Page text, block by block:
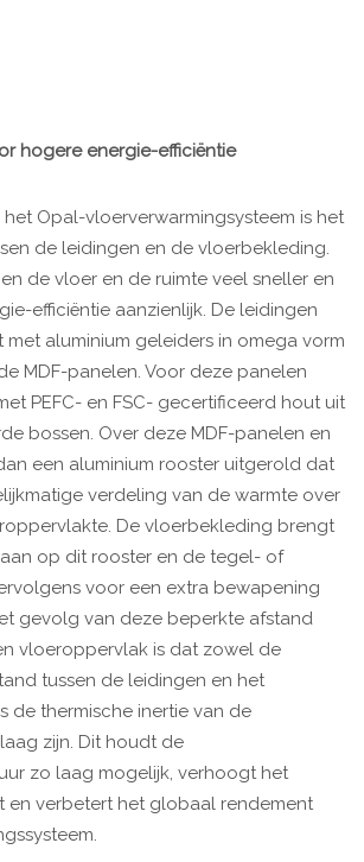
hogere energie-efficiëntie
Opal-vloerverwarmingsysteem is het
de leidingen en de vloerbekleding.
de vloer en de ruimte veel sneller en
efficiëntie aanzienlijk. De leidingen
aluminium geleiders in omega vorm
MDF-panelen. Voor deze panelen
PEFC- en FSC- gecertificeerd hout uit
bossen. Over deze MDF-panelen en
een aluminium rooster uitgerold dat
verdeling van de warmte over
De vloerbekleding brengt
op dit rooster en de tegel- of
voor een extra bewapening
gevolg van deze beperkte afstand
vloeroppervlak is dat zowel de
tussen de leidingen en het
de thermische inertie van de
zijn. Dit houdt de
zo laag mogelijk, verhoogt het
en verbetert het globaal rendement